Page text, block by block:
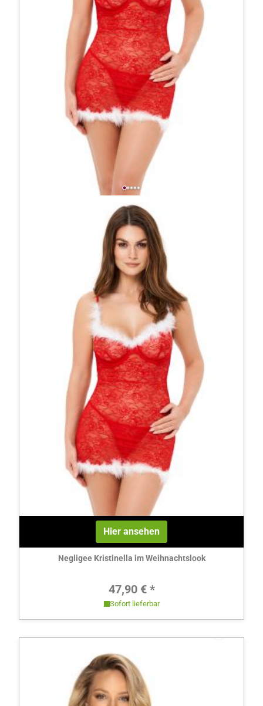
Hier ansehen
Negligee Kristinella im Weihnachtslook
Regulärer Preis:
47,90 € *
Sofort lieferbar